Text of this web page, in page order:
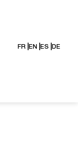
FR EN ES DE